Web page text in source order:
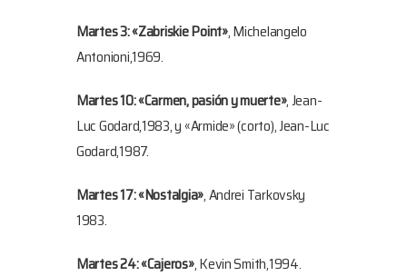
Martes 3: «Zabriskie Point», Michelangelo
Antonioni,1969.
Martes 10: «Carmen, pasión y muerte», Jean-
Luc Godard,1983, y «Armide» (corto), Jean-Luc
Godard,1987.
Martes 17: «Nostalgia», Andrei Tarkovsky
1983.
Martes 24: «Cajeros», Kevin Smith,1994.